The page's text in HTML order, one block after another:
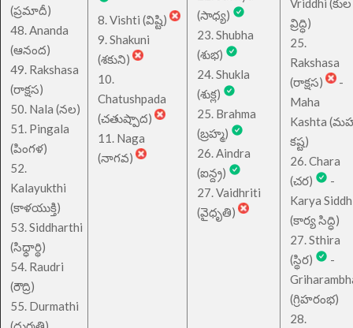
(ప్రమాదీ)
48. Ananda
(ఆనంద)
49. Rakshasa
(రాక్షస)
50. Nala (నల)
51. Pingala
(పింగళ)
52.
Kalayukthi
(కాళయుక్తి)
53. Siddharthi
(సిధ్ధార్థి)
54. Raudri
(రౌద్రి)
55. Durmathi
8. Vishti (విష్టి)
9. Shakuni
(శకుని)
10.
Chatushpada
(చతుష్పాద)
11. Naga
(నాగవ)
(సాధ్య)
23. Shubha
(శుభ)
24. Shukla
(శుక్ల)
25. Brahma
(బ్రహ్మ)
26. Aindra
(ఐన్ద్ర)
27. Vaidhriti
(వైధృతి)
Vriddhi (కుల
వ్రిద్ధి)
25.
Rakshasa
(రాక్షస)
-
Maha
Kashta
కష్ట)
26. Chara
(చర)
-
Karya
(కార్య సిద్ధి)
27. Sthira
(స్థిర)
-
(గ్రిహరంభ)
28.